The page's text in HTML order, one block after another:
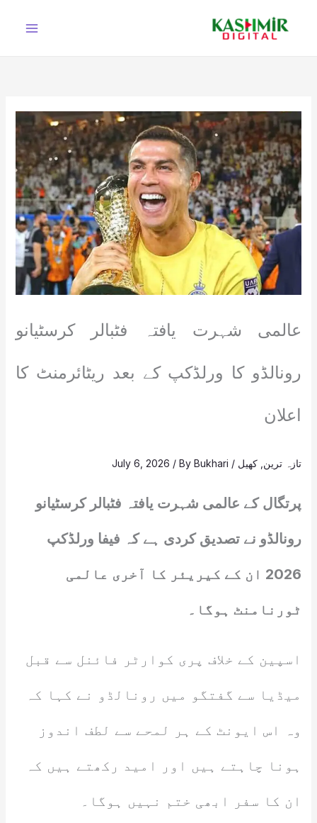
عالمی شہرت یافتہ فٹبالر کرسٹیانو
رونالڈو کا ورلڈکپ کے بعد ریٹائرمنٹ کا
اعلان
تازہ ترین کھیل /
July 6, 2026 / ByBukhari
پرتگال کے عالمی شہرت یافتہ فٹبالر کرسٹیانو
رونالڈو نے تصدیق کردی ہے کہ فیفا ورلڈکپ
2026 ان کے کیریئر کا آخری عالمی
ٹورنامنٹ ہوگا۔
اسپین کے خلاف پری کوارٹر فائنل سے قبل
میڈیا سے گفتگو میں رونالڈو نے کہا کہ
وہ اس ایونٹ کے ہر لمحے سے لطف اندوز
ہونا چاہتے ہیں اور امید رکھتے ہیں کہ
ان کا سفر ابھی ختم نہیں ہوگا۔